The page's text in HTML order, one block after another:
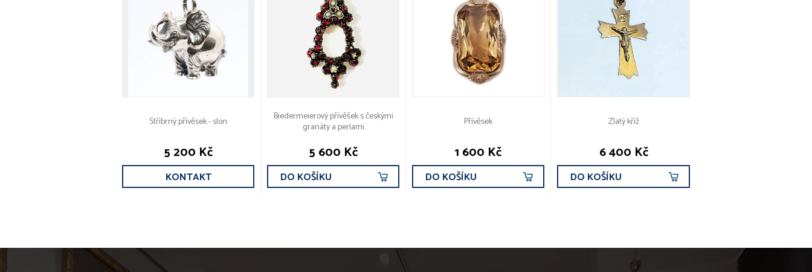
Stříbrný přívěsek - slon
5 200 Kč
KONTAKT
Biedermeierový přívěšek s českými
granáty a perlami
5 600 Kč
DO KOŠÍKU
Přívěsek
1 600 Kč
DO KOŠÍKU
Zlatý kříž
6 400 Kč
DO KOŠÍKU